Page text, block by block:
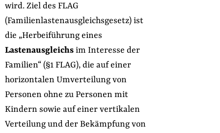
wird. Ziel des FLAG
(Familienlastenausgleichsgesetz) ist
die „Herbeiführung eines
Lastenausgleichs im Interesse der
Familien“ (§1 FLAG), die auf einer
horizontalen Umverteilung von
Personen ohne zu Personen mit
Kindern sowie auf einer vertikalen
Verteilung und der Bekämpfung von